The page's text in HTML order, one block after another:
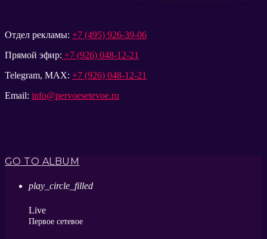
Отдел рекламы: +7 (495) 926-39-06
Прямой эфир: +7 (926) 048-12-21
Telegram, MAX: +7 (926) 048-12-21
Email: info@pervoesetevoe.ru
GO TO ALBUM
play_circle_filled
Live
Первое сетевое